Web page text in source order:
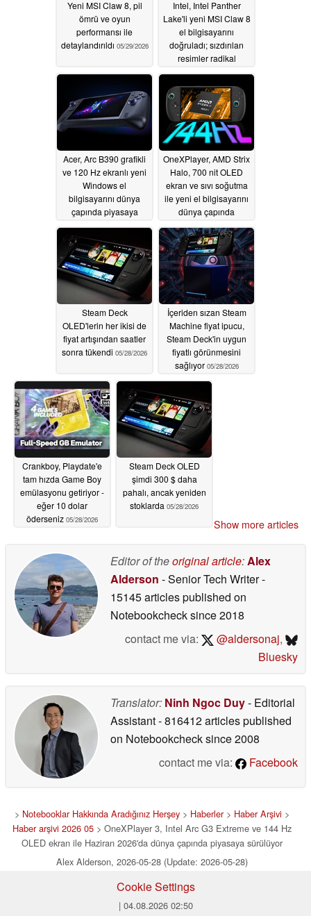
Yeni MSI Claw 8, pil
ömrü ve oyun
performansı ile
detaylandırıldı 05/29/2026
Intel, Intel Panther
Lake'li yeni MSI Claw 8
el bilgisayarını
doğruladı; sızdırılan
resimler radikal
koyuyor05/29/2026
Acer, Arc B390 grafikli
ve 120 Hz ekranlı yeni
Windows el
bilgisayarını dünya
çapında piyasaya
05/28/2026
OneXPlayer, AMD Strix
Halo, 700 nit OLED
ekran ve sıvı soğutma
ile yeni el bilgisayarını
dünya çapında
05/28/2026
Steam Deck
OLED'lerin her ikisi de
fiyat artışından saatler
sonra tükendi 05/28/2026
İçeriden sızan Steam
Machine fiyat ipucu,
Steam Deck'in uygun
fiyatlı görünmesini
sağlıyor 05/28/2026
Crankboy, Playdate'e
tam hızda Game Boy
emülasyonu getiriyor -
eğer 10 dolar
öderseniz 05/28/2026
Steam Deck OLED
şimdi 300 $ daha
pahalı, ancak yeniden
stoklarda 05/28/2026
Show more articles
Editor of theoriginal article:Alex
Alderson - Senior Tech Writer-
15145 articles published on
Notebookchecksince 2018
contact me via:
@aldersonaj,
Bluesky
Translator: Ninh Ngoc Duy- Editorial
Assistant- 816412 articles published
on Notebookchecksince 2008
contact me via:
Facebook
> Notebooklar Hakkında Aradığınız Herşey > Haberler> Haber Arşivi >
Haber arşivi 2026 05 > OneXPlayer 3, Intel Arc G3 Extreme ve 144 Hz
OLED ekran ile Haziran 2026'da dünya çapında piyasaya sürülüyor
Alex Alderson, 2026-05-28 (Update: 2026-05-28)
Cookie Settings
| 04.08.2026 02:50